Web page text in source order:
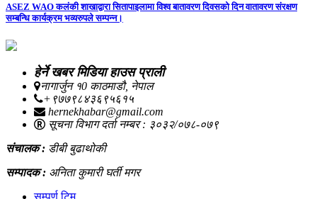
ASEZ WAO कलंकी शाखाद्वारा सितापाइलामा विश्व बातावरण दिवसको दिन वातावरण संरक्षण
सम्बन्धि कार्यक्रम भव्यरुपले सम्पन्न।
हेर्ने खबर मिडिया हाउस प्राली
नागार्जुन १0 काठमाडौ, नेपाल
+९७७९८४३६९५६१५
hernekhabar@gmail.com
सूचना विभाग दर्ता नम्बर : ३०३२/०७८-०७९
संचालक : डीबी बुढाथोकी
सम्पादक : अनिता कुमारी घर्ती मगर
सम्पूर्ण टिम